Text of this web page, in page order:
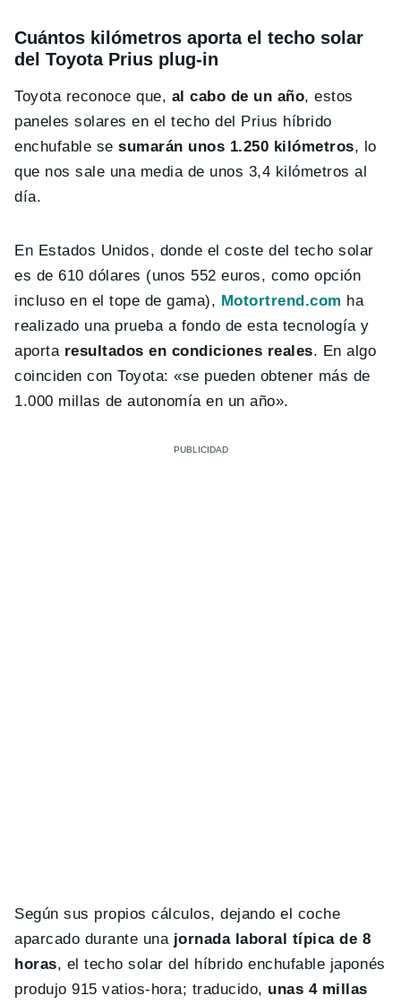
Cuántos kilómetros aporta el techo solar
del Toyota Prius plug-in
Toyota reconoce que, al cabo de un año, estos
paneles solares en el techo del Prius híbrido
enchufable sesumarán unos 1.250 kilómetros, lo
que nos sale una media de unos 3,4 kilómetros al
día.
En Estados Unidos, donde el coste del techo solar
es de 610 dólares (unos 552 euros, como opción
incluso en el tope de gama), Motortrend.com ha
realizado una prueba a fondo de esta tecnología y
aporta resultados en condiciones reales. En algo
coinciden con Toyota: «se pueden obtener más de
1.000 millas de autonomía en un año».
Según sus propios cálculos, dejando el coche
aparcado durante una jornada laboral típica de 8
horas, el techo solar del híbrido enchufable japonés
produjo 915 vatios-hora; traducido, unas 4 millas